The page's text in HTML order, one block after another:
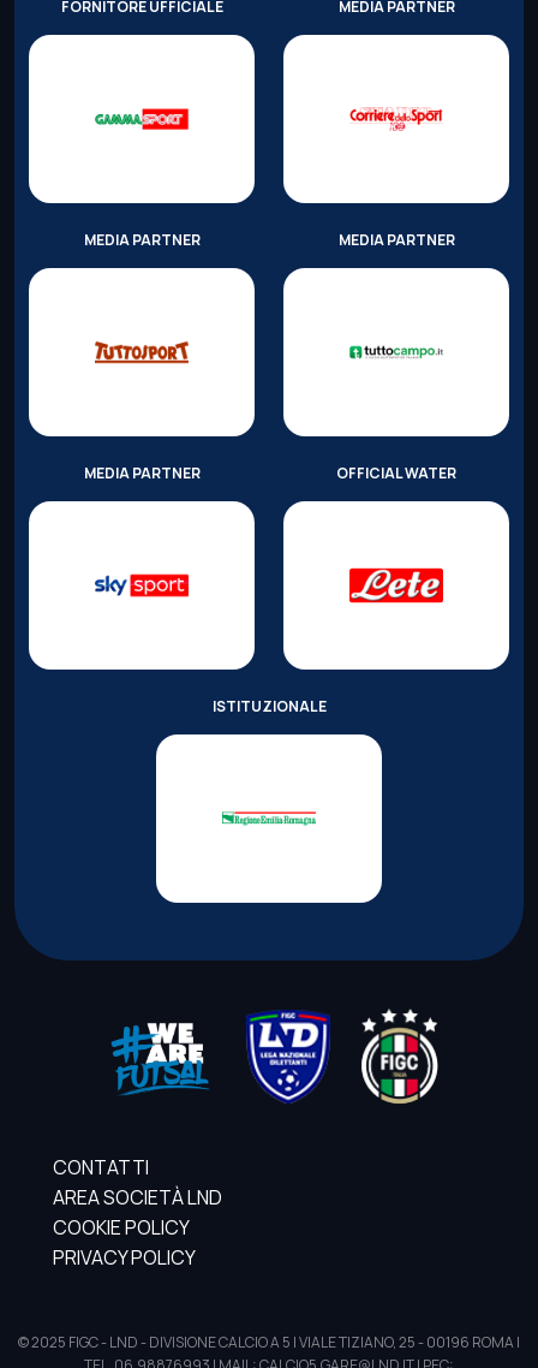
FORNITORE UFFICIALE MEDIA PARTNER
MEDIA PARTNER MEDIA PARTNER
MEDIA PARTNER OFFICIAL WATER
ISTITUZIONALE
CONTATTI
AREA SOCIETÀ LND
COOKIE POLICY
PRIVACY POLICY
© 2025 FIGC - LND - DIVISIONE CALCIO A 5 | VIALE TIZIANO, 25 - 00196 ROMA |